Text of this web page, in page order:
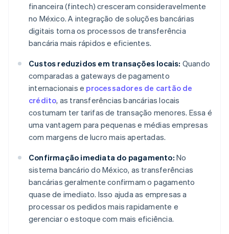
financeira (fintech) cresceram consideravelmente
no México. A integração de soluções bancárias
digitais torna os processos de transferência
bancária mais rápidos e eficientes.
Custos reduzidos em transações locais: Quando
comparadas a gateways de pagamento
internacionais e processadores de cartão de
crédito, as transferências bancárias locais
costumam ter tarifas de transação menores. Essa é
uma vantagem para pequenas e médias empresas
com margens de lucro mais apertadas.
Confirmação imediata do pagamento: No
sistema bancário do México, as transferências
bancárias geralmente confirmam o pagamento
quase de imediato. Isso ajuda as empresas a
processar os pedidos mais rapidamente e
gerenciar o estoque com mais eficiência.